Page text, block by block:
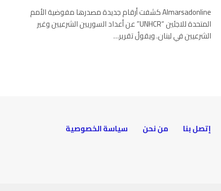
Almarsadonline كشفت أرقام جديدة مصدرها مفوضية الأمم
المتحدة للاجئين “UNHCR” عن أعداد السوريين الشرعيين وغير
الشرعيين في لبنان. ويقولُ تقرير…
إتصل بنا من نحن سياسة الخصوصية